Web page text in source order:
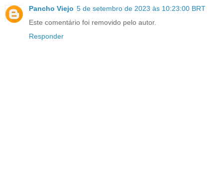
Pancho Viejo 5 de setembro de 2023 às 10:23:00 BRT
Este comentário foi removido pelo autor.
Responder